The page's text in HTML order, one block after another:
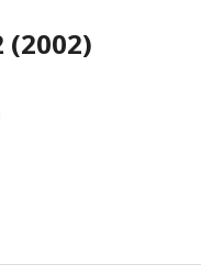
(2002)